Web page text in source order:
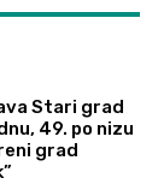
Stari grad
49. po nizu
grad